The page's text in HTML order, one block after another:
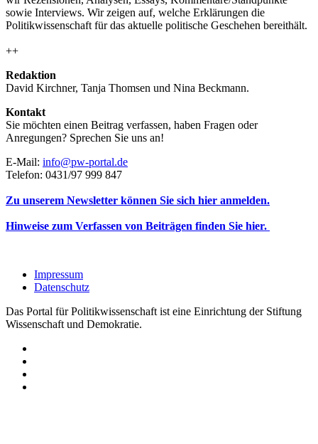
sowie Interviews. Wir zeigen auf, welche Erklärungen die
Politikwissenschaft für das aktuelle politische Geschehen bereithält.
++
Redaktion
David Kirchner, Tanja Thomsen und Nina Beckmann.
Kontakt
Sie möchten einen Beitrag verfassen, haben Fragen oder
Anregungen? Sprechen Sie uns an!
E-Mail: info@pw-portal.de
Telefon: 0431/97 999 847
Zu unserem Newsletter können Sie sich hier anmelden.
Hinweise zum Verfassen von Beiträgen finden Sie hier.
Impressum
Datenschutz
Das Portal für Politikwissenschaft ist eine Einrichtung der Stiftung
Wissenschaft und Demokratie.